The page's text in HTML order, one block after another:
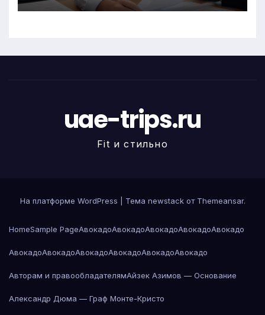
uae-trips.ru
Fit и стильно
На платформе WordPress Тема newstack от Themeansar.
HomeSample PageАвокадоАвокадоАвокадоАвокадоАвокадо
АвокадоАвокадоАвокадоАвокадоАвокадоАвокадо
Авторам и правообладателямАйзек Азимов — Основание
Александр Дюма — Граф Монте-Кристо